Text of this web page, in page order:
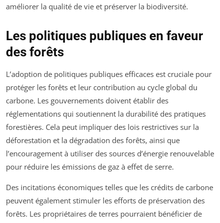
améliorer la qualité de vie et préserver la biodiversité.
Les politiques publiques en faveur
des forêts
L’adoption de politiques publiques efficaces est cruciale pour
protéger les forêts et leur contribution au cycle global du
carbone. Les gouvernements doivent établir des
réglementations qui soutiennent la durabilité des pratiques
forestières. Cela peut impliquer des lois restrictives sur la
déforestation et la dégradation des forêts, ainsi que
l’encouragement à utiliser des sources d’énergie renouvelable
pour réduire les émissions de gaz à effet de serre.
Des incitations économiques telles que les crédits de carbone
peuvent également stimuler les efforts de préservation des
forêts. Les propriétaires de terres pourraient bénéficier de